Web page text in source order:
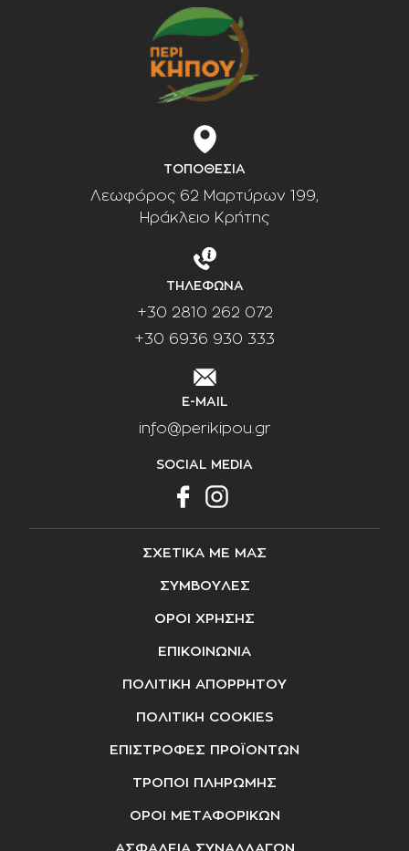
ΤΟΠΟΘΕΣΙΑ
Λεωφόρος 62 Μαρτύρων 199,
Ηράκλειο Κρήτης
ΤΗΛΕΦΩΝΑ
+30 2810 262 072
+30 6936 930 333
E-MAIL
info@perikipou.gr
SOCIAL MEDIA
ΣΧΕΤΙΚΑ ΜΕ ΜΑΣ
ΣΥΜΒΟΥΛΕΣ
ΟΡΟΙ ΧΡΗΣΗΣ
ΕΠΙΚΟΙΝΩΝΙΑ
ΠΟΛΙΤΙΚΗ ΑΠΟΡΡΗΤΟΥ
ΠΟΛΙΤΙΚΗ COOKIES
ΕΠΙΣΤΡΟΦΕΣ ΠΡΟΪΟΝΤΩΝ
ΤΡΟΠΟΙ ΠΛΗΡΩΜΗΣ
ΟΡΟΙ ΜΕΤΑΦΟΡΙΚΩΝ